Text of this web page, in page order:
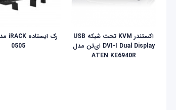
اکستندر KVM تحت شبکه USB
DVI-I Dual Display ای‌تن مدل
ATEN KE6940R
0505